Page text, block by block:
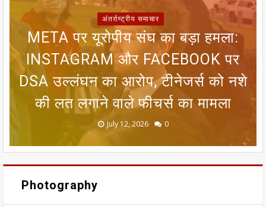
SIR फॉर्म से ECI NET ऑनलाइन
रजिस्ट्रेशन तक, चुनाव आयोग ने निकाला
आसान रास्ता; मतदाताओं को मिलेगी बड़ी
राहत
July 19, 2026 0
अंतर्राष्ट्रीय समाचार
META पर यूरोपीय संघ का बड़ा हमला:
INSTAGRAM और FACEBOOK पर
DSA उल्लंघन का आरोप, टीनेजर्स को नशे
की लत लगाने वाले फीचर्स का मामला
July 12, 2026 0
जन्म प्रमाणपत्र नहीं है तो क्या भारतीय
नागरिक नहीं माने जाएंगे? गुवाहाटी हाई
कोर्ट के फैसले को समझिए
July 03, 2026 0
मानसून पर एल नीनो का ब्रेक! 25 जून
तक आंधी-बारिश का अलर्ट, 8 राज्यों में लू
का कहर जारी
June 20, 2026 0
सीतामढ़ी वार्ड 8 वैदेही तालाब पर संकट:
गंदा नाले का पानी बहने से सीतामढ़ी की
धरोहर खतरे में
May 13, 2026 0
Photography